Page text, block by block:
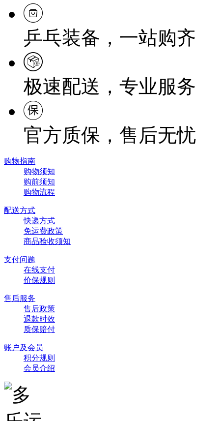
乒乓装备，一站购齐
极速配送，专业服务
官方质保，售后无忧
购物指南
购物须知
购前须知
购物流程
配送方式
快递方式
免运费政策
商品验收须知
支付问题
在线支付
价保规则
售后服务
售后政策
退款时效
质保赔付
账户及会员
积分规则
会员介绍